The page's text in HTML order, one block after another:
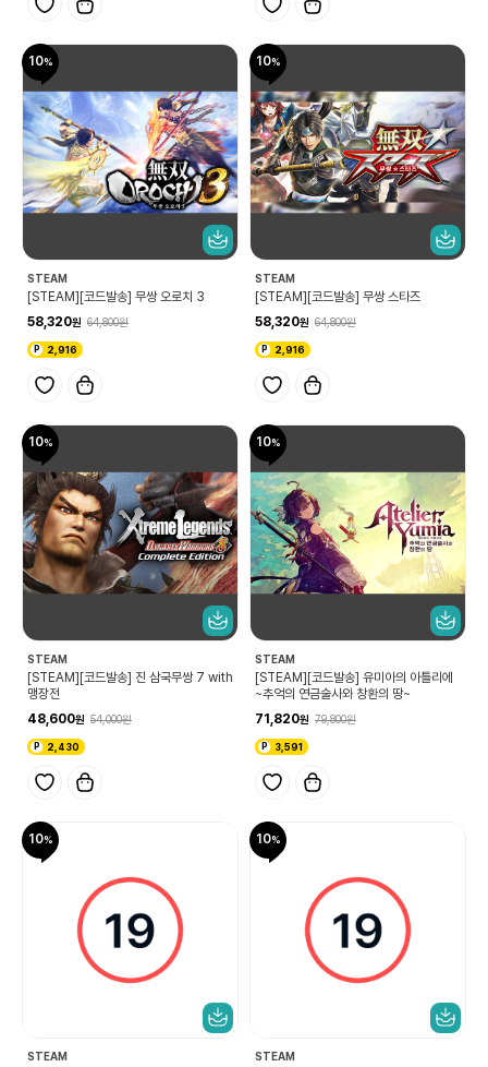
10
STEAM
[STEAM][코드발송] 무쌍 오로치 3
58,320
64,800
2,916
10
STEAM
[STEAM][코드발송] 무쌍 스타즈
58,320
64,800
2,916
10
STEAM
[STEAM][코드발송] 진 삼국무쌍 7 with
맹장전
48,600
54,000
2,430
10
STEAM
[STEAM][코드발송] 유미아의 아틀리에
~추억의 연금술사와 창환의 땅~
71,820
79,800
3,591
10
STEAM
10
STEAM